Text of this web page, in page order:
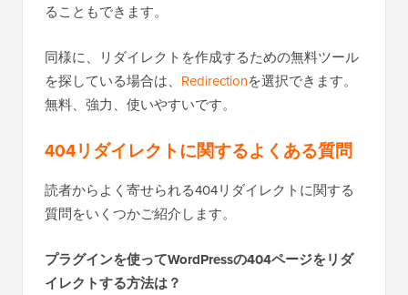
ることもできます。
同様に、リダイレクトを作成するための無料ツール
を探している場合は、 Redirectionを選択できます。
無料、強力、使いやすいです。
404リダイレクトに関するよくある質問
読者からよく寄せられる404リダイレクトに関する
質問をいくつかご紹介します。
プラグインを使ってWordPressの404ページをリダ
イレクトする方法は？